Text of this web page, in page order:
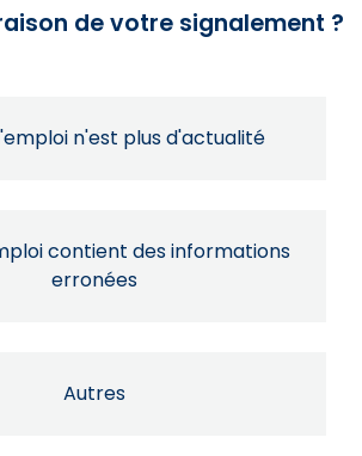
de votre signalement ?
n'est plus d'actualité
contient des informations
erronées
Autres